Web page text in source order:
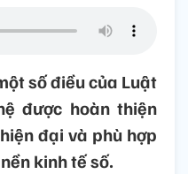
số điều của Luật
được hoàn thiện
đại và phù hợp
kinh tế số.